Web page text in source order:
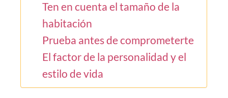
Ten en cuenta el tamaño de la
habitación
Prueba antes de comprometerte
El factor de la personalidad y el
estilo de vida